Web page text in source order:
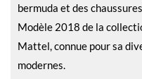
bermuda et des
Modèle 2018 de la
Mattel, connue pour sa
modernes.